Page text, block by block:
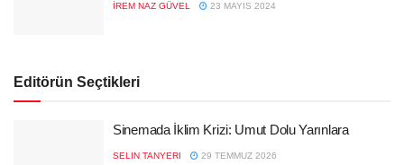
İREM NAZ GÜVEL 23 MAYIS 2024
Editörün Seçtikleri
Sinemada İklim Krizi: Umut Dolu Yarınlara
SELIN TANYERI 29 TEMMUZ 2026